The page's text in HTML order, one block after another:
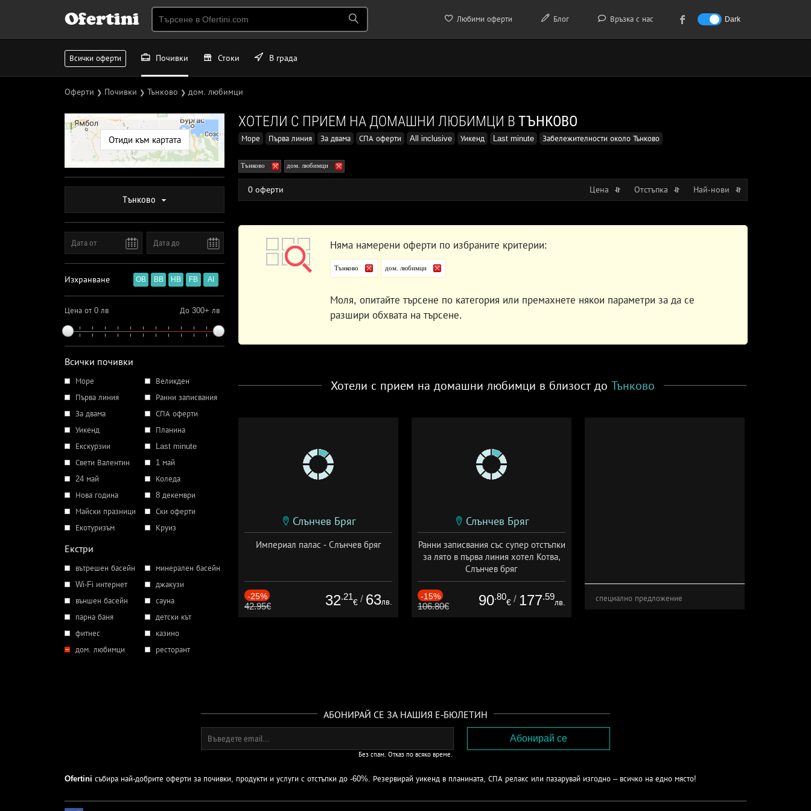
Любими оферти Блог Връзка с нас Dark
Ofertini
Всички оферти Почивки Стоки В града
Оферти ❯ Почивки ❯ Тънково ❯ дом. любимци
Отиди към картата
Тънково
Изхранване OB BB HB FB AI
Цена от 0 лв До 300+ лв
Всички почивки
Море
Великден
Първа линия
Ранни записвания
За двама
СПА оферти
Уикенд
Планина
Екскурзии
Last minute
Свети Валентин
1 май
24 май
Коледа
Нова година
8 декември
Майски празници
Ски оферти
Екотуризъм
Круиз
Екстри
вътрешен басейн
минерален басейн
Wi-Fi интернет
джакузи
външен басейн
сауна
парна баня
детски кът
фитнес
казино
дом. любимци
ресторант
ХОТЕЛИ С ПРИЕМ НА ДОМАШНИ ЛЮБИМЦИ В ТЪНКОВО
Море Първа линия За двама СПА оферти All inclusive Уикенд Last minute Забележителности около Тънково
Тънково дом. любимци
0 оферти Цена Отстъпка Най-нови
Няма намерени оферти по избраните критерии:
Тънково дом. любимци
Моля, опитайте търсене по категория или премахнете някои параметри за да се
разшири обхвата на търсене.
Хотели с прием на домашни любимци в близост до Тънково
Слънчев Бряг
Империал палас - Слънчев бряг
-25%
42.95€ 32.21
€ / 63лв.
Слънчев Бряг
Ранни записвания със супер отстъпки
за лято в първа линия хотел Котва,
Слънчев бряг
Дата: 21.05 - 30.09 + all inclusive
-15%
106.80€ 90.80
€ / 177.59
лв. специално предложение
АБОНИРАЙ СЕ ЗА НАШИЯ Е-БЮЛЕТИН
Без спам. Отказ по всяко време.
Ofertini събира най-добрите оферти за почивки, продукти и услуги с отстъпки до -60%. Резервирай уикенд в планината, СПА релакс или пазарувай изгодно – всичко на едно място!